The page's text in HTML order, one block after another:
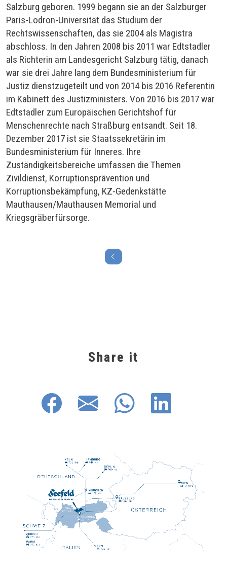
Salzburg geboren. 1999 begann sie an der Salzburger
Paris-Lodron-Universität das Studium der
Rechtswissenschaften, das sie 2004 als Magistra
abschloss. In den Jahren 2008 bis 2011 war Edtstadler
als Richterin am Landesgericht Salzburg tätig, danach
war sie drei Jahre lang dem Bundesministerium für
Justiz dienstzugeteilt und von 2014 bis 2016 Referentin
im Kabinett des Justizministers. Von 2016 bis 2017 war
Edtstadler zum Europäischen Gerichtshof für
Menschenrechte nach Straßburg entsandt. Seit 18.
Dezember 2017 ist sie Staatssekretärin im
Bundesministerium für Inneres. Ihre
Zuständigkeitsbereiche umfassen die Themen
Zivildienst, Korruptionsprävention und
Korruptionsbekämpfung, KZ-Gedenkstätte
Mauthausen/Mauthausen Memorial und
Kriegsgräberfürsorge.
Share it